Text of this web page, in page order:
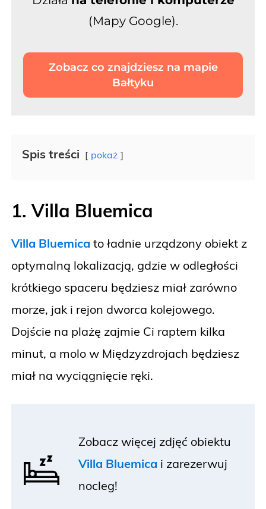
(Mapy Google).
Zobacz co znajdziesz na mapie
Bałtyku
Spis treści pokaż
1. Villa Bluemica
Villa Bluemica to ładnie urządzony obiekt z
optymalną lokalizacją, gdzie w odległości
krótkiego spaceru będziesz miał zarówno
morze, jak i rejon dworca kolejowego.
Dojście na plażę zajmie Ci raptem kilka
minut, a molo w Międzyzdrojach będziesz
miał na wyciągnięcie ręki.
Zobacz więcej zdjęć obiektu
Villa Bluemica i zarezerwuj
nocleg!